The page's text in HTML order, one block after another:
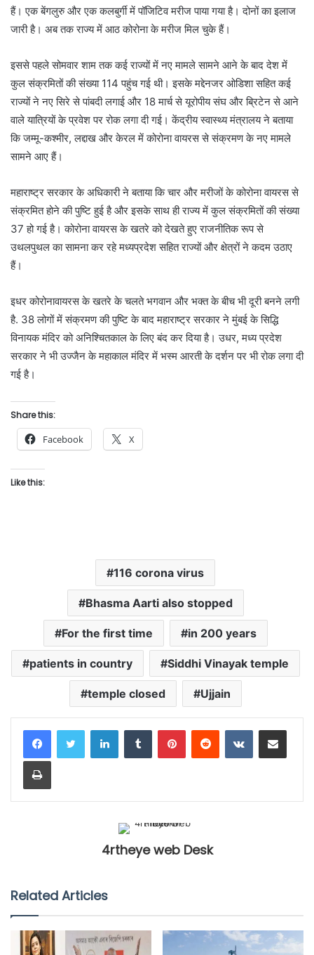
हैं। एक बेंगलुरु और एक कलबुर्गी में पॉजिटिव मरीज पाया गया है। दोनों का इलाज
जारी है। अब तक राज्य में आठ कोरोना के मरीज मिल चुके हैं।
इससे पहले सोमवार शाम तक कई राज्यों में नए मामले सामने आने के बाद देश में
कुल संक्रमितों की संख्या 114 पहुंच गई थी। इसके मद्देनजर ओडिशा सहित कई
राज्यों ने नए सिरे से पांबदी लगाई और 18 मार्च से यूरोपीय संघ और ब्रिटेन से आने
वाले यात्रियों के प्रवेश पर रोक लगा दी गई। केंद्रीय स्वास्थ्य मंत्रालय ने बताया
कि जम्मू-कश्मीर, लद्दाख और केरल में कोरोना वायरस से संक्रमण के नए मामले
सामने आए हैं।
महाराष्ट्र सरकार के अधिकारी ने बताया कि चार और मरीजों के कोरोना वायरस से
संक्रमित होने की पुष्टि हुई है और इसके साथ ही राज्य में कुल संक्रमितों की संख्या
37 हो गई है। कोरोना वायरस के खतरे को देखते हुए राजनीतिक रूप से
उथलपुथल का सामना कर रहे मध्यप्रदेश सहित राज्यों और क्षेत्रों ने कदम उठाए
हैं।
इधर कोरोनावायरस के खतरे के चलते भगवान और भक्त के बीच भी दूरी बनने लगी
है. 38 लोगों में संक्रमण की पुष्टि के बाद महाराष्ट्र सरकार ने मुंबई के सिद्धि
विनायक मंदिर को अनिश्चितकाल के लिए बंद कर दिया है। उधर, मध्य प्रदेश
सरकार ने भी उज्जैन के महाकाल मंदिर में भस्म आरती के दर्शन पर भी रोक लगा दी
गई है।
Share this:
Facebook X
Like this:
116 corona virus
Bhasma Aarti also stopped
For the first time in 200 years
patients in country Siddhi Vinayak temple
temple closed Ujjain
4rtheye web Desk
Related Articles